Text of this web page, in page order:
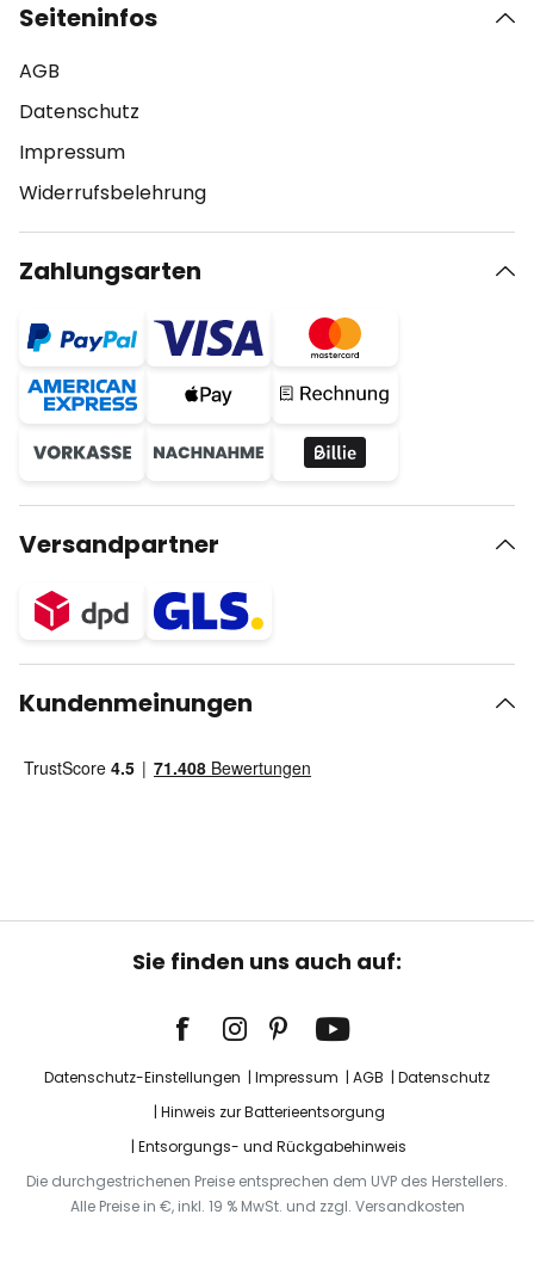
Seiteninfos
AGB
Datenschutz
Impressum
Widerrufsbelehrung
Zahlungsarten
Versandpartner
Kundenmeinungen
Sie finden uns auch auf:
Datenschutz-Einstellungen Impressum AGB
Datenschutz
Hinweis zur Batterieentsorgung
Entsorgungs- und Rückgabehinweis
Die durchgestrichenen Preise entsprechen dem UVP des Herstellers.
Alle Preise in €, inkl. 19 % MwSt. und zzgl. Versandkosten